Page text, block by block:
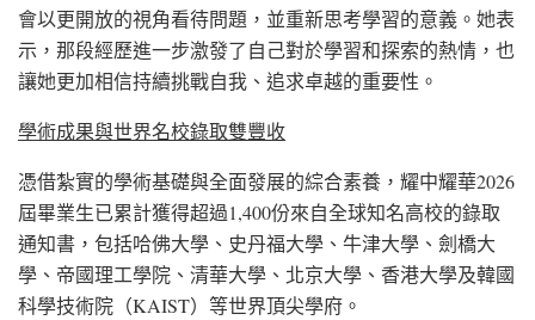
會以更開放的視角看待問題，並重新思考學習的意義。她表
示，那段經歷進一步激發了自己對於學習和探索的熱情，也
讓她更加相信持續挑戰自我、追求卓越的重要性。
學術成果與世界名校錄取雙豐收
憑借紮實的學術基礎與全面發展的綜合素養，耀中耀華2026
屆畢業生已累計獲得超過1,400份來自全球知名高校的錄取
通知書，包括哈佛大學、史丹福大學、牛津大學、劍橋大
學、帝國理工學院、清華大學、北京大學、香港大學及韓國
科學技術院（KAIST）等世界頂尖學府。